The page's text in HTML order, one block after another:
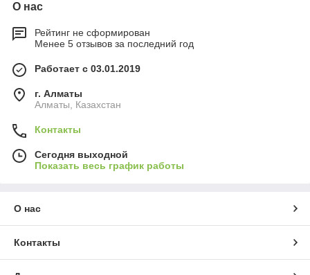
О нас
Рейтинг не сформирован
Менее 5 отзывов за последний год
Работает с 03.01.2019
г. Алматы
Алматы, Казахстан
Контакты
Сегодня выходной
Показать весь график работы
О нас
Контакты